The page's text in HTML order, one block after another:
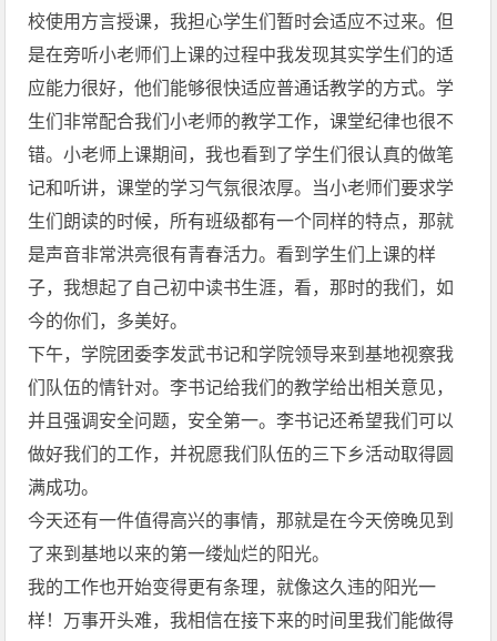
校使用方言授课，我担心学生们暂时会适应不过来。但
是在旁听小老师们上课的过程中我发现其实学生们的适
应能力很好，他们能够很快适应普通话教学的方式。学
生们非常配合我们小老师的教学工作，课堂纪律也很不
错。小老师上课期间，我也看到了学生们很认真的做笔
记和听讲，课堂的学习气氛很浓厚。当小老师们要求学
生们朗读的时候，所有班级都有一个同样的特点，那就
是声音非常洪亮很有青春活力。看到学生们上课的样
子，我想起了自己初中读书生涯，看，那时的我们，如
今的你们，多美好。
下午，学院团委李发武书记和学院领导来到基地视察我
们队伍的情针对。李书记给我们的教学给出相关意见，
并且强调安全问题，安全第一。李书记还希望我们可以
做好我们的工作，并祝愿我们队伍的三下乡活动取得圆
满成功。
今天还有一件值得高兴的事情，那就是在今天傍晚见到
了来到基地以来的第一缕灿烂的阳光。
我的工作也开始变得更有条理，就像这久违的阳光一
样！万事开头难，我相信在接下来的时间里我们能做得